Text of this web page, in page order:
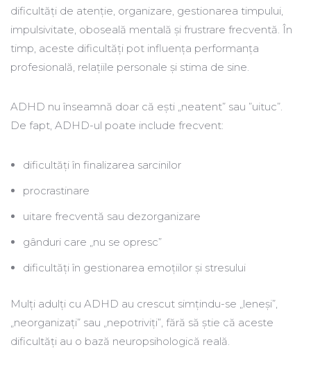
dificultăți de atenție, organizare, gestionarea timpului,
impulsivitate, oboseală mentală și frustrare frecventă. În
timp, aceste dificultăți pot influența performanța
profesională, relațiile personale și stima de sine.
ADHD nu înseamnă doar că ești „neatent” sau ”uituc”.
De fapt, ADHD-ul poate include frecvent:
dificultăți în finalizarea sarcinilor
procrastinare
uitare frecventă sau dezorganizare
gânduri care „nu se opresc”
dificultăți în gestionarea emoțiilor și stresului
Mulți adulți cu ADHD au crescut simțindu-se „leneși”,
„neorganizați” sau „nepotriviți”, fără să știe că aceste
dificultăți au o bază neuropsihologică reală.